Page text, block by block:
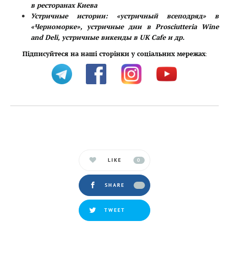
в ресторанах Киева
Устричные истории: «устричный всеподряд» в
«Черноморке», устричные дни в Prosciutteria Wine
and Deli, устричные викенды в UK Cafe и др.
Підписуйтеся на наші сторінки у соціальних мережах:
LIKE 0
SHARE
TWEET